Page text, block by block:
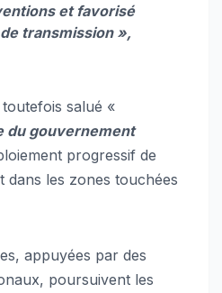
et favorisé
transmission »,
salué «
du gouvernement
progressif de
dans les zones touchées
appuyées par des
poursuivent les